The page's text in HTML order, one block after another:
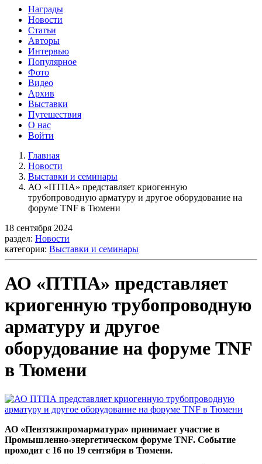
Награды
Новости
Статьи
Авторы
Интервью
Популярное
Фото
Видео
Архив
Выставки
Путешествия
О нас
Войти
Главная
Новости
Выставки и семинары
АО «ПТПА» представляет криогенную
трубопроводную арматуру и другое оборудование на
форуме TNF в Тюмени
18 сентября 2024
раздел: Новости
категория: Выставки и семинары
АО «ПТПА» представляет
криогенную трубопроводную
арматуру и другое
оборудование на форуме TNF
в Тюмени
АО «Пензтяжпромарматура» принимает участие в
Промышленно-энергетическом форуме TNF. Событие
проходит с 16 по 19 сентября в Тюмени.